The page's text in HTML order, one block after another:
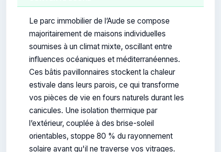
Le parc immobilier de l’Aude se compose
majoritairement de maisons individuelles
soumises à un climat mixte, oscillant entre
influences océaniques et méditerranéennes.
Ces bâtis pavillonnaires stockent la chaleur
estivale dans leurs parois, ce qui transforme
vos pièces de vie en fours naturels durant les
canicules. Une isolation thermique par
l’extérieur, couplée à des brise-soleil
orientables, stoppe 80 % du rayonnement
solaire avant qu'il ne traverse vos vitrages.